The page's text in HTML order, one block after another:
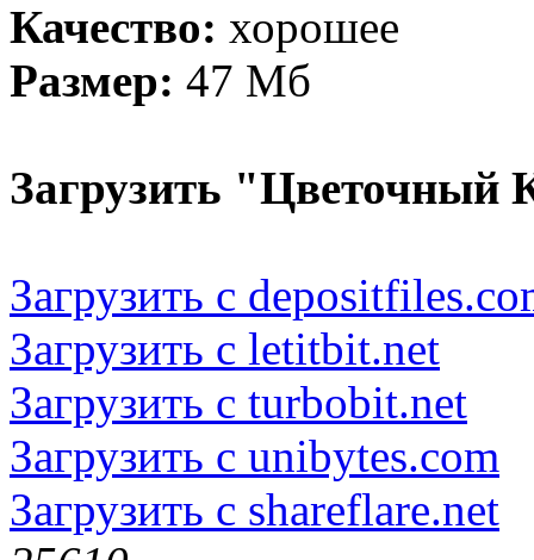
Качество: хорошее
Размер: 47 Мб
Загрузить "Цветочный
Загрузить с
Загрузить с letitbit.net
Загрузить с turbobit.net
Загрузить с unibytes.com
Загрузить с shareflare.net